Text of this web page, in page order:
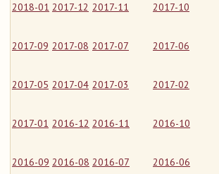
2018-01 2017-12 2017-11 2017-10
2017-09 2017-08 2017-07 2017-06
2017-05 2017-04 2017-03 2017-02
2017-01 2016-12 2016-11 2016-10
2016-09 2016-08 2016-07 2016-06